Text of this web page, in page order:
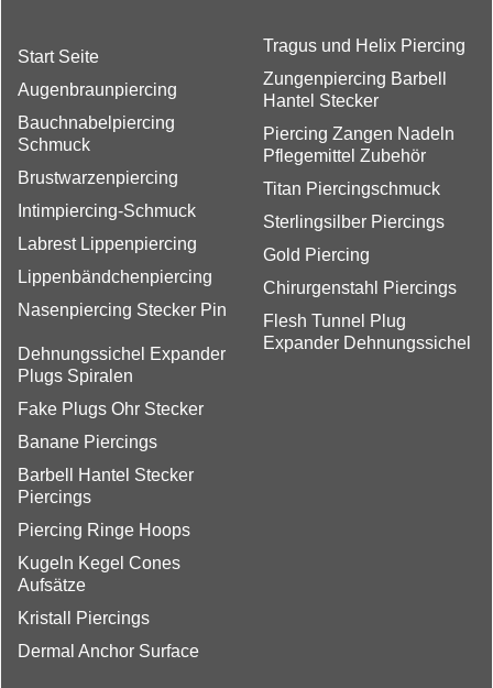
Start Seite
Augenbraunpiercing
Bauchnabelpiercing
Schmuck
Brustwarzenpiercing
Intimpiercing-Schmuck
Labrest Lippenpiercing
Lippenbändchenpiercing
Nasenpiercing Stecker Pin
Tragus und Helix Piercing
Zungenpiercing Barbell
Hantel Stecker
Piercing Zangen Nadeln
Pflegemittel Zubehör
Titan Piercingschmuck
Sterlingsilber Piercings
Gold Piercing
Chirurgenstahl Piercings
Flesh Tunnel Plug
Expander Dehnungssichel
Dehnungssichel Expander
Plugs Spiralen
Fake Plugs Ohr Stecker
Banane Piercings
Barbell Hantel Stecker
Piercings
Piercing Ringe Hoops
Kugeln Kegel Cones
Aufsätze
Kristall Piercings
Dermal Anchor Surface